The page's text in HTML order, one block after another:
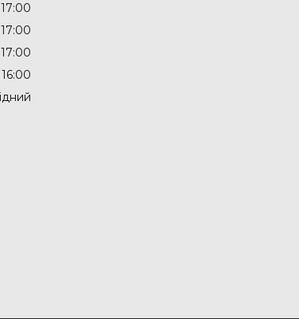
17:00
17:00
17:00
16:00